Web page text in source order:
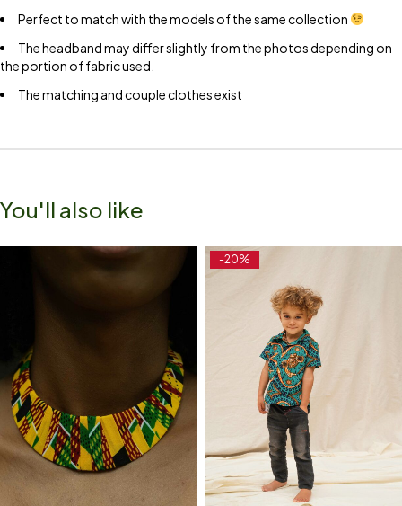
Perfect to match with the models of the same collection
The headband may differ slightly from the photos depending on
the portion of fabric used.
The matching and couple clothes exist
You'll also like
-20%